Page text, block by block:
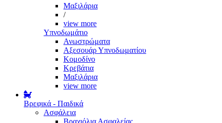
Μαξιλάρια
/
view more
Υπνοδωμάτιο
Ανωστρώματα
Αξεσουάρ Υπνοδωματίου
Κομοδίνο
Κρεβάτια
Μαξιλάρια
view more
Βρεφικά - Παιδικά
Ασφάλεια
Βραχιόλια Ασφαλείας